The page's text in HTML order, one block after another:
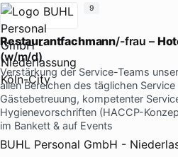
Restaurantfachmann/-frau –
(w/m/d)
Verstärkung der Service-Teams
allen Bereichen des täglichen
Gästebetreuung, kompetenter
Hygienevorschriften (HACCP-
im Bankett & auf Events
BUHL Personal GmbH -
9